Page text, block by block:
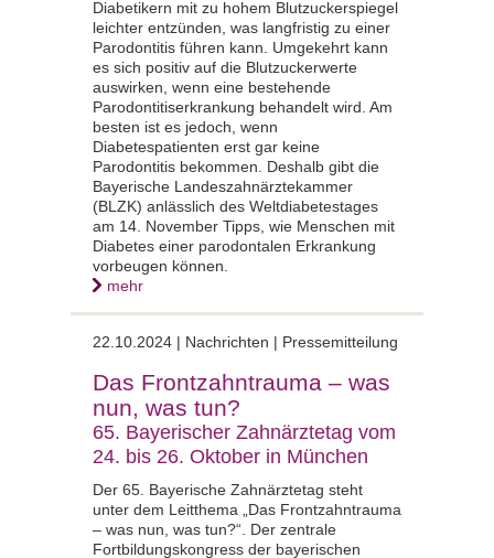
Diabetikern mit zu hohem Blutzuckerspiegel
leichter entzünden, was langfristig zu einer
Parodontitis führen kann. Umgekehrt kann
es sich positiv auf die Blutzuckerwerte
auswirken, wenn eine bestehende
Parodontitiserkrankung behandelt wird. Am
besten ist es jedoch, wenn
Diabetespatienten erst gar keine
Parodontitis bekommen. Deshalb gibt die
Bayerische Landeszahnärztekammer
(BLZK) anlässlich des Weltdiabetestages
am 14. November Tipps, wie Menschen mit
Diabetes einer parodontalen Erkrankung
vorbeugen können.
mehr
22.10.2024 | Nachrichten | Pressemitteilung
Das Frontzahntrauma – was
nun, was tun?
65. Bayerischer Zahnärztetag vom
24. bis 26. Oktober in München
Der 65. Bayerische Zahnärztetag steht
unter dem Leitthema „Das Frontzahntrauma
– was nun, was tun?“. Der zentrale
Fortbildungskongress der bayerischen